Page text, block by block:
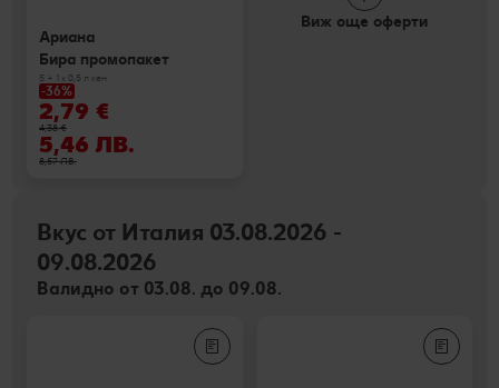
Ариана
Бира промопакет
5 + 1 х 0,5 л кен
-36%
2,79 €
4,38 €
5,46 ЛВ.
8,57 ЛВ.
Виж още оферти
Вкус от Италия 03.08.2026 -
09.08.2026
Валидно от 03.08. до 09.08.